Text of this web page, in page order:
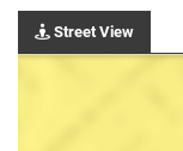
Street View